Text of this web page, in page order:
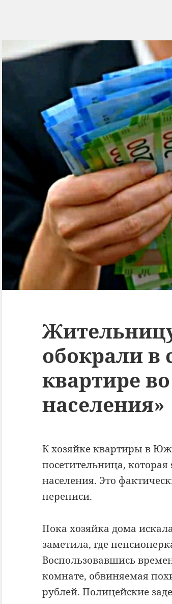
обокрали в
квартире
населения»
К хозяйке квартиры в
посетительница,
населения. Это
переписи.
Пока хозяйка дома
заметила, где
Воспользовавшись
комнате, обвиняемая
рублей. Полицейские